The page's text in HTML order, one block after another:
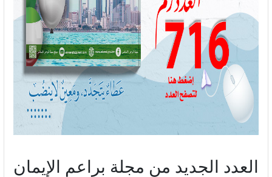
العدد الجديد من مجلة براعم الإيمان